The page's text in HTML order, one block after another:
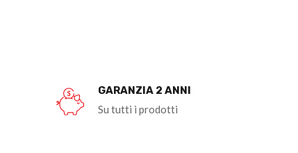
GARANZIA 2 ANNI
Su tutti i prodotti